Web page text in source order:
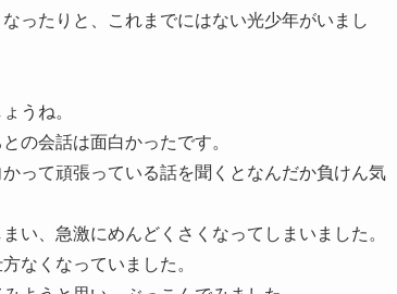
ったりと、これまでにはない光少年がいまし
うね。
の会話は面白かったです。
って頑張っている話を聞くとなんだか負けん気
い、急激にめんどくさくなってしまいました。
なくなっていました。